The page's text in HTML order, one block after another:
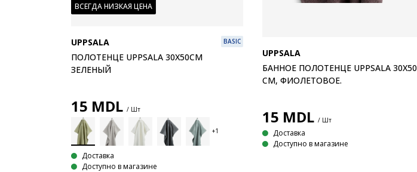
ВСЕГДА НИЗКАЯ ЦЕНА
UPPSALA BASIC
ПОЛОТЕНЦЕ UPPSALA 30X50СМ
ЗЕЛЕНЫЙ
15 MDL / Шт
Доставка
Доступно в магазине
UPPSALA
БАННОЕ ПОЛОТЕНЦЕ UPPSALA 30X50
СМ, ФИОЛЕТОВОЕ.
15 MDL / Шт
Доставка
Доступно в магазине